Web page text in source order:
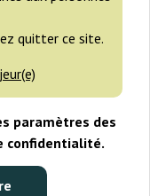
quitter ce site.
paramètres des
confidentialité.